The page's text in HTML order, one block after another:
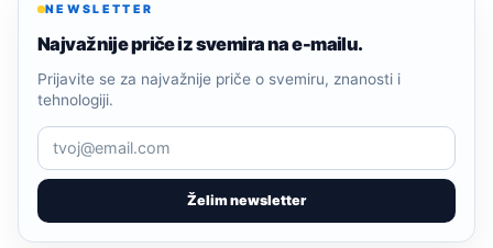
NEWSLETTER
Najvažnije priče iz svemira na e-mailu.
Želim newsletter
Prijavite se za najvažnije priče o svemiru, znanosti i
tehnologiji.